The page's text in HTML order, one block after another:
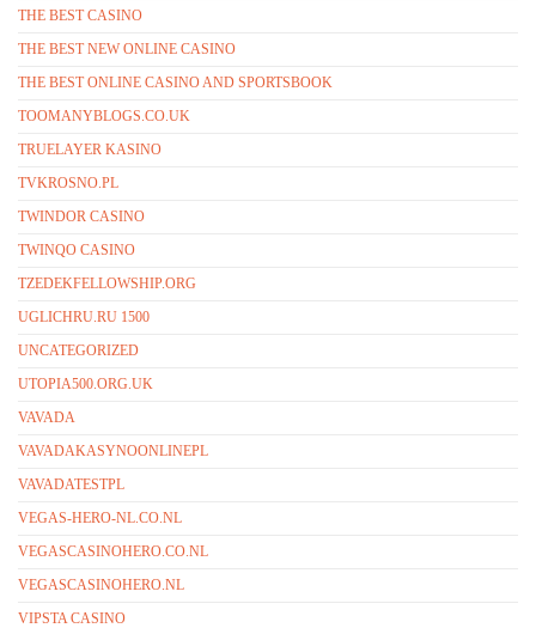
THE BEST CASINO
THE BEST NEW ONLINE CASINO
THE BEST ONLINE CASINO AND SPORTSBOOK
TOOMANYBLOGS.CO.UK
TRUELAYER KASINO
TVKROSNO.PL
TWINDOR CASINO
TWINQO CASINO
TZEDEKFELLOWSHIP.ORG
UGLICHRU.RU 1500
UNCATEGORIZED
UTOPIA500.ORG.UK
VAVADA
VAVADAKASYNOONLINEPL
VAVADATESTPL
VEGAS-HERO-NL.CO.NL
VEGASCASINOHERO.CO.NL
VEGASCASINOHERO.NL
VIPSTA CASINO